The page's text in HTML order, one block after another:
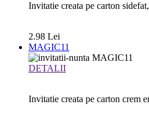
Invitatie creata pe carton
2.98 Lei
MAGIC11
DETALII
Invitatie creata pe carton crem